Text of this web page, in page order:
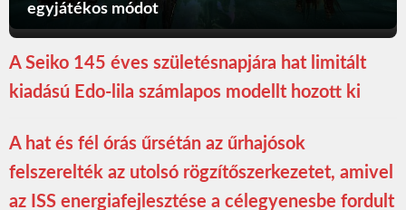
egyjátékos módot
A Seiko 145 éves születésnapjára hat limitált
kiadású Edo-lila számlapos modellt hozott ki
A hat és fél órás űrsétán az űrhajósok
felszerelték az utolsó rögzítőszerkezetet, amivel
az ISS energiafejlesztése a célegyenesbe fordult